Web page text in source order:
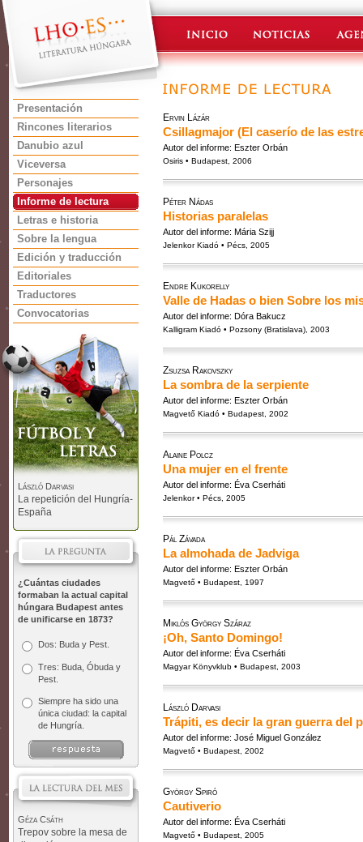
Presentación
Rincones literarios
Danubio azul
Viceversa
Personajes
Informe de lectura
Letras e historia
Sobre la lengua
Edición y traducción
Editoriales
Traductores
Convocatorias
László Darvasi
La repetición del Hungría-
España
¿Cuántas ciudades
formaban la actual capital
húngara Budapest antes
de unificarse en 1873?
Dos: Buda y Pest.
Tres: Buda, Óbuda y
Pest.
Siempre ha sido una
única ciudad: la capital
de Hungría.
Géza Csáth
Trepov sobre la mesa de
Ervin Lázár
Csillagmajor (El caserío de las
Autor del informe: Eszter Orbán
Osiris • Budapest, 2006
Péter Nádas
Historias paralelas
Autor del informe: Mária Szijj
Jelenkor Kiadó • Pécs, 2005
Endre Kukorelly
Valle de Hadas o bien Sobre los
Autor del informe: Dóra Bakucz
Kalligram Kiadó • Pozsony (Bratislava), 2003
Zsuzsa Rakovszky
La sombra de la serpiente
Autor del informe: Eszter Orbán
Magvető Kiadó • Budapest, 2002
Alaine Polcz
Una mujer en el frente
Autor del informe: Éva Cserháti
Jelenkor • Pécs, 2005
Pál Závada
La almohada de Jadviga
Autor del informe: Eszter Orbán
Magvető • Budapest, 1997
Miklós György Száraz
¡Oh, Santo Domingo!
Autor del informe: Éva Cserháti
Magyar Könyvklub • Budapest, 2003
László Darvasi
Trápiti, es decir la gran guerra del
Autor del informe: José Miguel González
Magvető • Budapest, 2002
György Spiró
Cautiverio
Autor del informe: Éva Cserháti
Magvető • Budapest, 2005